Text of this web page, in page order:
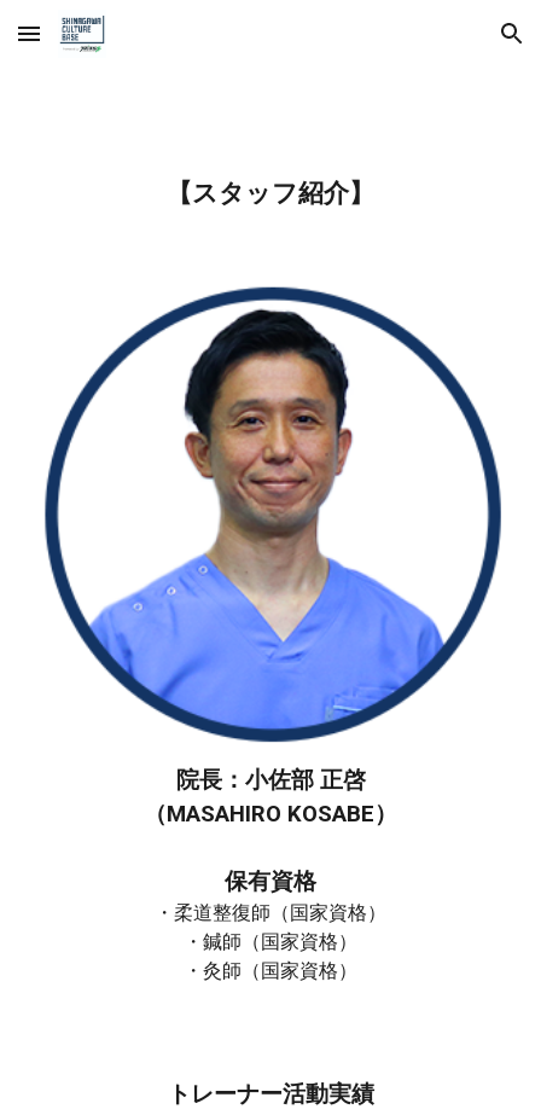
Skip to main content Skip to navigation
【スタッフ紹介】
院長：小佐部 正啓
（MASAHIRO KOSABE）
保有資格
・柔道整復師（ 国家資格）
・鍼師 （国家資格）
・灸師 （国家資格）
トレーナー活動実績